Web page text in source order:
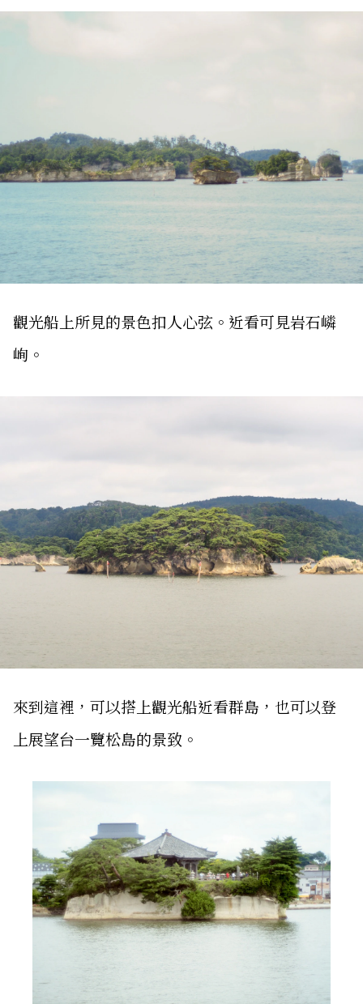
觀光船上所見的景色扣人心弦。近看可見岩石嶙
峋。
來到這裡，可以搭上觀光船近看群島，也可以登
上展望台一覽松島的景致。